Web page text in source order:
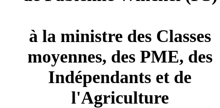
à la ministre des Classes
moyennes, des PME, des
Indépendants et de
l'Agriculture